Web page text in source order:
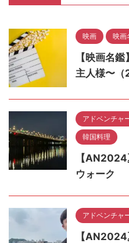
映画 映画
【映画名
主人様〜
アドベンチャ
韓国料理
【
ウォーク
アドベンチャ
【